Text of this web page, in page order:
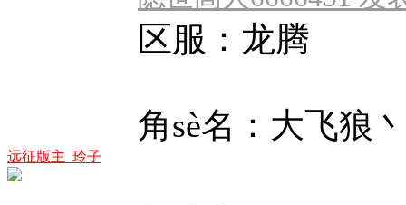
远征版主_玲子
区服：龙腾
角sè名：大飞狼